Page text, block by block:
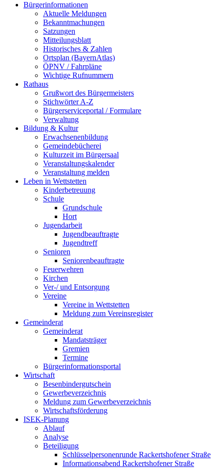
Bürgerinformationen
Aktuelle Meldungen
Bekanntmachungen
Satzungen
Mitteilungsblatt
Historisches & Zahlen
Ortsplan (BayernAtlas)
ÖPNV / Fahrpläne
Wichtige Rufnummern
Rathaus
Grußwort des Bürgermeisters
Stichwörter A-Z
Bürgerserviceportal / Formulare
Verwaltung
Bildung & Kultur
Erwachsenenbildung
Gemeindebücherei
Kulturzeit im Bürgersaal
Veranstaltungskalender
Veranstaltung melden
Leben in Wettstetten
Kinderbetreuung
Schule
Grundschule
Hort
Jugendarbeit
Jugendbeauftragte
Jugendtreff
Senioren
Seniorenbeauftragte
Feuerwehren
Kirchen
Ver-/ und Entsorgung
Vereine
Vereine in Wettstetten
Meldung zum Vereinsregister
Gemeinderat
Gemeinderat
Mandatsträger
Gremien
Termine
Bürgerinformationsportal
Wirtschaft
Besenbindergutschein
Gewerbeverzeichnis
Meldung zum Gewerbeverzeichnis
Wirtschaftsförderung
ISEK-Planung
Ablauf
Analyse
Beteiligung
Schlüsselpersonenrunde Rackertshofener Straße
Informationsabend Rackertshofener Straße